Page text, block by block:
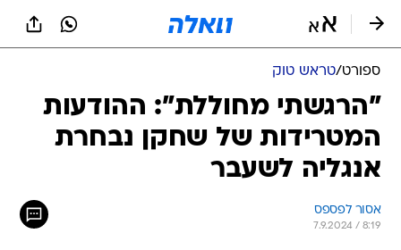
ספורט/טראש טוק
"הרגשתי מחוללת": ההודעות
המטרידות של שחקן נבחרת
אנגליה לשעבר
אסור לפספס
7.9.2024 / 8:19